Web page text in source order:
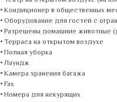
• Кондиционер в общественных
• Оборудование для гостей с
• Разрешены домашние животные
• Терраса на открытом воздухе
• Полная уборка
• Лаундж
• Камера хранения багажа
• Fax
• Номера для некурящих